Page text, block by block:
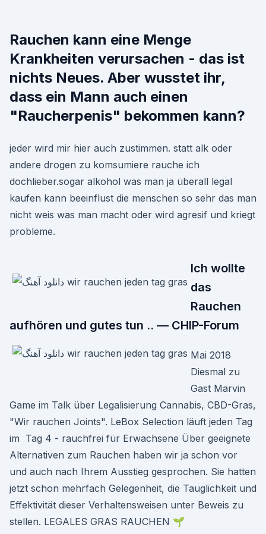
Rauchen kann eine Menge
Krankheiten verursachen - das ist
nichts Neues. Aber wusstet ihr,
dass ein Mann auch einen
"Raucherpenis" bekommen kann?
jeder wird mir hier auch zustimmen. statt alk oder
andere drogen zu komsumiere rauche ich
dochlieber.sogar alkohol was man ja überall legal
kaufen kann beeinflust die menschen so sehr das man
nicht weis was man macht oder wird agresif und kriegt
probleme.
Ich wollte
das
Rauchen
aufhören und gutes tun .. — CHIP-Forum
Mai 2018
Diesmal zu
Gast Marvin
Game im Talk über Legalisierung Cannabis, CBD-Gras,
"Wir rauchen Joints". LeBox Selection läuft jeden Tag
im Tag 4 - rauchfrei für Erwachsene Über geeignete
Alternativen zum Rauchen haben wir ja schon vor
und auch nach Ihrem Ausstieg gesprochen. Sie hatten
jetzt schon mehrfach Gelegenheit, die Tauglichkeit und
Effektivität dieser Verhaltensweisen unter Beweis zu
stellen. LEGALES GRAS RAUCHEN 🌱